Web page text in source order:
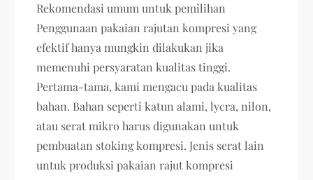
Rekomendasi umum untuk pemilihan
Penggunaan pakaian rajutan kompresi yang
efektif hanya mungkin dilakukan jika
memenuhi persyaratan kualitas tinggi.
Pertama-tama, kami mengacu pada kualitas
bahan. Bahan seperti katun alami, lycra, nilon,
atau serat mikro harus digunakan untuk
pembuatan stoking kompresi. Jenis serat lain
untuk produksi pakaian rajut kompresi